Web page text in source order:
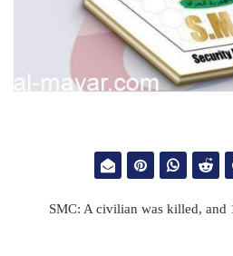
SMC: A civilian was killed, and